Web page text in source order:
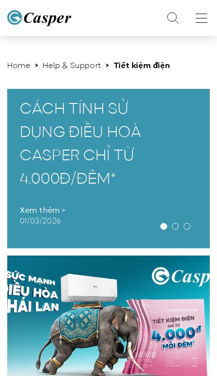
Home > Help & Support > Tiết kiệm điện
CÁCH TÍNH SỬ
DỤNG ĐIỀU HOÀ
CASPER CHỈ TỪ
4.000Đ/ĐÊM*
Xem thêm >
01/03/2026